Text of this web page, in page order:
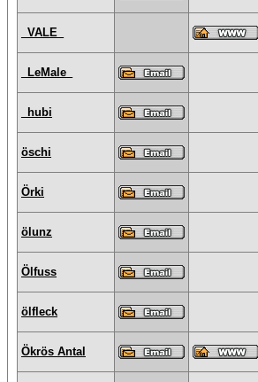
_VALE_
_LeMale_
_hubi
öschi
Örki
ölunz
Ölfuss
ölfleck
Ökrös Antal